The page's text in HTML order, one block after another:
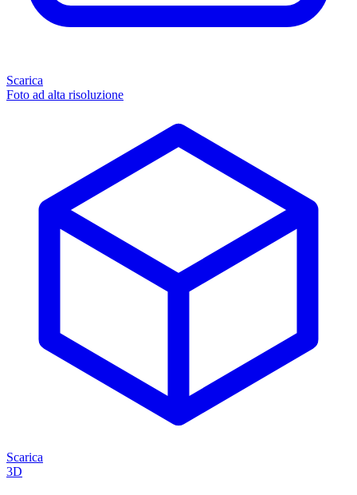
Scarica
Foto ad alta risoluzione
Scarica
3D